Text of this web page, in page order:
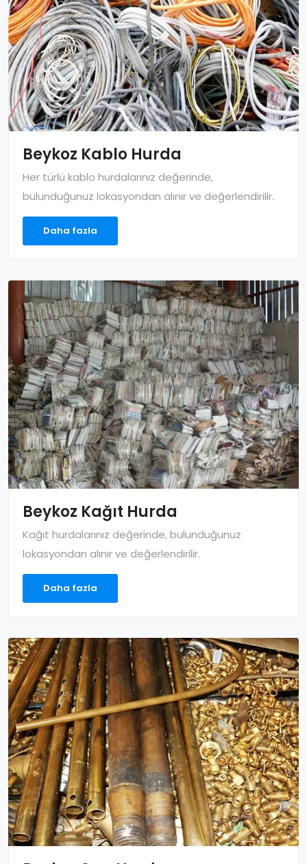
Beykoz Kablo Hurda
Her türlü kablo hurdalarınız değerinde,
bulunduğunuz lokasyondan alınır ve değerlendirilir.
Daha fazla
Beykoz Kağıt Hurda
Kağıt hurdalarınız değerinde, bulunduğunuz
lokasyondan alınır ve değerlendirilir.
Daha fazla